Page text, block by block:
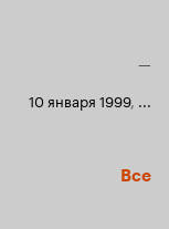
—
10 января 1999,
Все